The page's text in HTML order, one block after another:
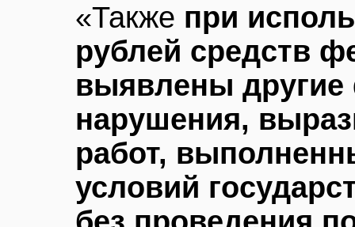
«Также при
рублей средств
выявлены
нарушения,
работ,
условий